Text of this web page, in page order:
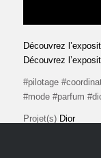
Découvrez
Découvrez
#pilotage
#mode #parfum
Projet(s) Dior